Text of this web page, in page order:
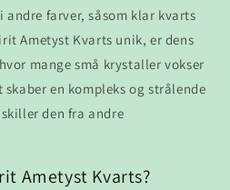
farver, såsom klar kvarts
Ametyst Kvarts unik, er dens
mange små krystaller vokser
en kompleks og strålende
den fra andre
Ametyst Kvarts?